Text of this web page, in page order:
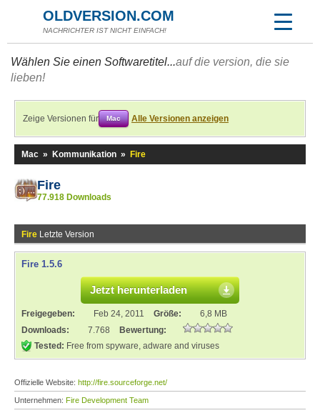
OLDVERSION.COM
NACHRICHTER IST NICHT EINFACH!
Wählen Sie einen Softwaretitel...auf die version, die sie
lieben!
Zeige Versionen für Mac Alle Versionen anzeigen
Mac » Kommunikation » Fire
Fire
77.918 Downloads
Fire Letzte Version
Fire 1.5.6
Jetzt herunterladen
Freigegeben: Feb 24, 2011 Größe:
6,8 MB
Downloads:
7.768
Bewertung:
Tested: Free from spyware, adware and viruses
Offizielle Website: http://fire.sourceforge.net/
Unternehmen: Fire Development Team